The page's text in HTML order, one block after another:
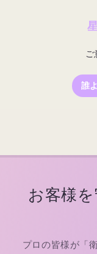
ご
誰
お客様
プロの皆様が「